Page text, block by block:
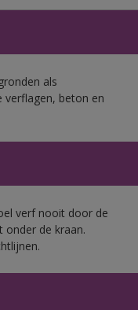
als
verflagen, beton en
verf nooit door de
onder de kraan.